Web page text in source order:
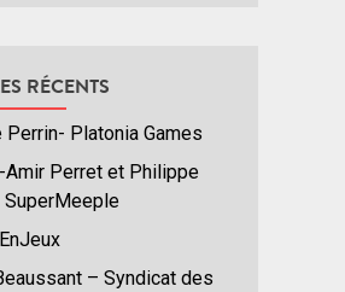
RÉCENTS
Perrin- Platonia Games
Amir Perret et Philippe
SuperMeeple
– Syndicat des